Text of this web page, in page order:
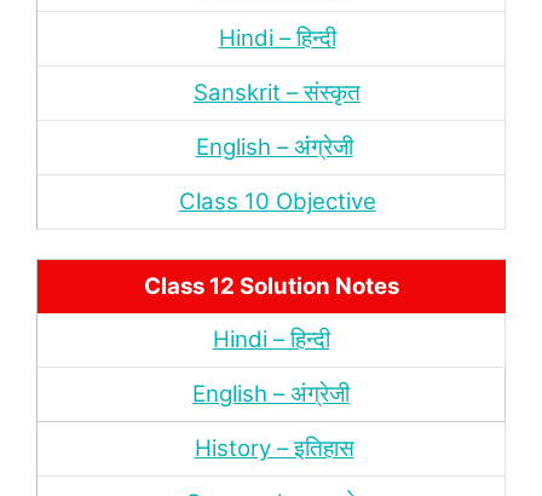
Hindi – हिन्‍दी
Sanskrit – संस्‍कृत
English – अंंग्रेजी
Class 10 Objective
Class 12 Solution Notes
Hindi – हिन्‍दी
English – अंग्रेजी
History – इतिहास